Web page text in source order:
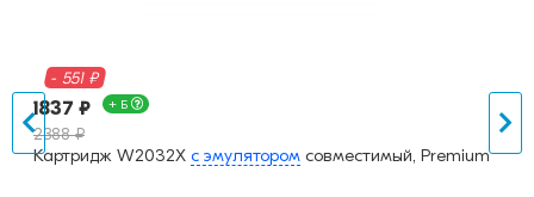
- 551 ₽
1837 ₽ + Б
2388 ₽
Картридж W2032X с эмулятором совместимый, Premium